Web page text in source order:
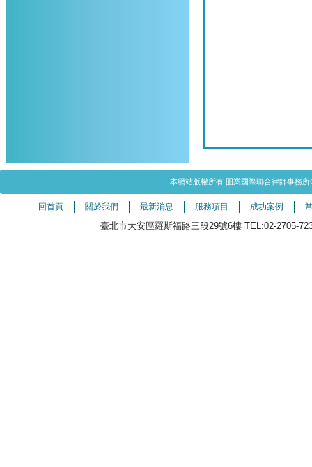
本網站版權所有 昍業國際聯合律師事務
回首頁 關於我們 最新消息 服務項目 成功案例
臺北市大安區羅斯福路三段29號6樓 TEL:02-2705-